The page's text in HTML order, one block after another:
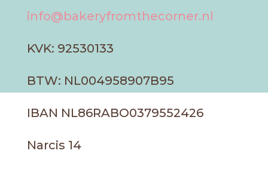
info@bakeryfromthecorner.nl
KVK: 92530133
BTW: NL004958907B95
IBAN NL86RABO0379552426
Narcis 14